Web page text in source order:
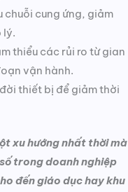
chuỗi cung ứng, giảm
lý.
thiểu các rủi ro từ gian
vận hành.
thiết bị để giảm thời
xu hướng nhất thời mà
trong doanh nghiệp
đến giáo dục hay khu